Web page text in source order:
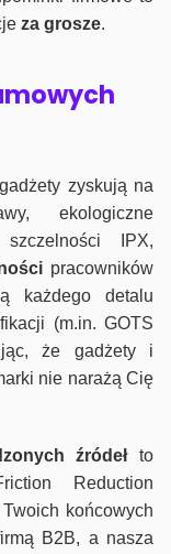
za grosze.
zyskują na
ekologiczne
IPX,
pracowników
każdego detalu
(m.in. GOTS
że gadżety i
nie narażą Cię
źródełto
Reduction
końcowych
B2B, a nasza